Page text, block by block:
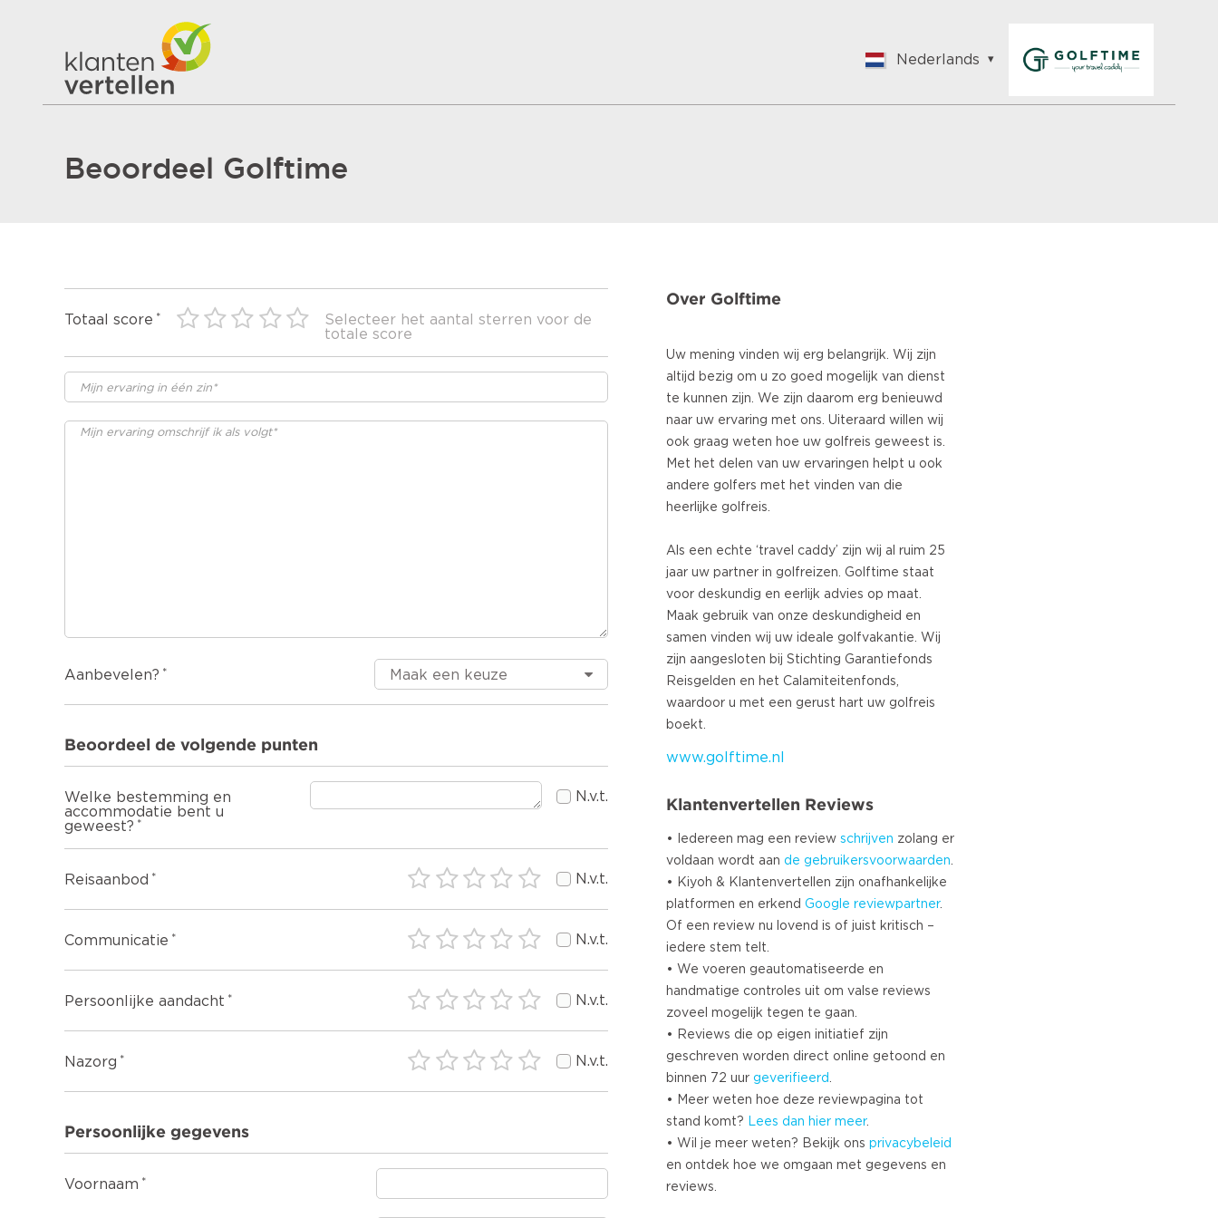
Nederlands
Nederlands
Beoordeel Golftime
Totaal score
Selecteer het aantal sterren voor de
totale score
Aanbevelen?
Beoordeel de volgende punten
Welke bestemming en
accommodatie bent u
geweest?
N.v.t.
Reisaanbod N.v.t.
Communicatie N.v.t.
Persoonlijke aandacht N.v.t.
Nazorg N.v.t.
Persoonlijke gegevens
Voornaam
Over Golftime
Uw mening vinden wij erg belangrijk. Wij zijn
altijd bezig om u zo goed mogelijk van dienst
te kunnen zijn. We zijn daarom erg benieuwd
naar uw ervaring met ons. Uiteraard willen wij
ook graag weten hoe uw golfreis geweest is.
Met het delen van uw ervaringen helpt u ook
andere golfers met het vinden van die
heerlijke golfreis.
Als een echte ‘travel caddy’ zijn wij al ruim 25
jaar uw partner in golfreizen. Golftime staat
voor deskundig en eerlijk advies op maat.
Maak gebruik van onze deskundigheid en
samen vinden wij uw ideale golfvakantie. Wij
zijn aangesloten bij Stichting Garantiefonds
Reisgelden en het Calamiteitenfonds,
waardoor u met een gerust hart uw golfreis
www.golftime.nl
Klantenvertellen Reviews
• Iedereen mag een review schrijven zolang er
voldaan wordt aan de gebruikersvoorwaarden.
• Kiyoh & Klantenvertellen zijn onafhankelijke
platformen en erkend Google reviewpartner.
Of een review nu lovend is of juist kritisch –
iedere stem telt.
• We voeren geautomatiseerde en
handmatige controles uit om valse reviews
zoveel mogelijk tegen te gaan.
• Reviews die op eigen initiatief zijn
geschreven worden direct online getoond en
binnen 72 uur geverifieerd.
• Meer weten hoe deze reviewpagina tot
stand komt? Lees dan hier meer.
• Wil je meer weten? Bekijk ons privacybeleid
en ontdek hoe we omgaan met gegevens en
reviews.